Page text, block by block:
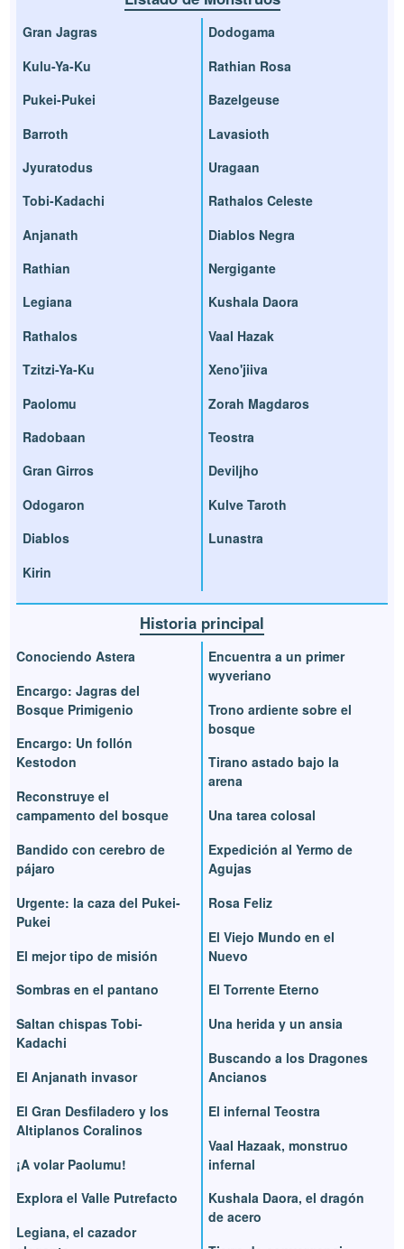
Gran Jagras
Kulu-Ya-Ku
Pukei-Pukei
Barroth
Jyuratodus
Tobi-Kadachi
Anjanath
Rathian
Legiana
Rathalos
Tzitzi-Ya-Ku
Paolomu
Radobaan
Gran Girros
Odogaron
Diablos
Kirin
Dodogama
Rathian Rosa
Bazelgeuse
Lavasioth
Uragaan
Rathalos Celeste
Diablos Negra
Nergigante
Kushala Daora
Vaal Hazak
Xeno'jiiva
Zorah Magdaros
Teostra
Deviljho
Kulve Taroth
Lunastra
Historia principal
Conociendo Astera
Encargo: Jagras del
Bosque Primigenio
Encargo: Un follón
Kestodon
Reconstruye el
campamento del bosque
Bandido con cerebro de
pájaro
Urgente: la caza del Pukei-
Pukei
El mejor tipo de misión
Sombras en el pantano
Saltan chispas Tobi-
Kadachi
El Anjanath invasor
El Gran Desfiladero y los
Altiplanos Coralinos
¡A volar Paolumu!
Explora el Valle Putrefacto
Legiana, el cazador
Encuentra a un primer
wyveriano
Trono ardiente sobre el
bosque
Tirano astado bajo la
arena
Una tarea colosal
Expedición al Yermo de
Agujas
Rosa Feliz
El Viejo Mundo en el
Nuevo
El Torrente Eterno
Una herida y un ansia
Buscando a los Dragones
Ancianos
El infernal Teostra
Vaal Hazaak, monstruo
infernal
Kushala Daora, el dragón
de acero